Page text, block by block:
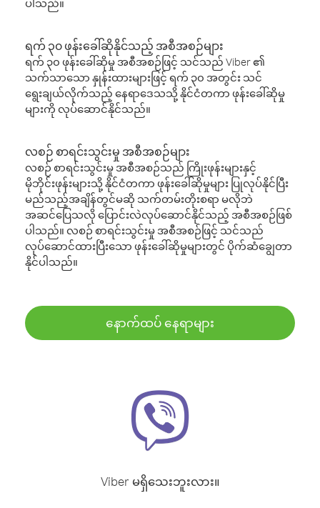
ပါသည်။
ရက် ၃၀ ဖုန်းခေါ်ဆိုနိုင်သည့် အစီအစဉ်များ
ရက် ၃၀ ဖုန်းခေါ်ဆိုမှု အစီအစဉ်ဖြင့် သင်သည် Viber ၏
သက်သာသော နှုန်းထားများဖြင့် ရက် ၃၀ အတွင်း သင်
ရွေးချယ်လိုက်သည့် နေရာဒေသသို့ နိုင်ငံတကာ ဖုန်းခေါ်ဆိုမှု
များကို လုပ်ဆောင်နိုင်သည်။
လစဉ် စာရင်းသွင်းမှု အစီအစဉ်များ
လစဉ် စာရင်းသွင်းမှု အစီအစဉ်သည် ကြိုးဖုန်းများနှင့်
မိုဘိုင်းဖုန်းများသို့ နိုင်ငံတကာ ဖုန်းခေါ်ဆိုမှုများ ပြုလုပ်နိုင်ပြီး
မည်သည့်အချိန်တွင်မဆို သက်တမ်းတိုးစရာ မလိုဘဲ
အဆင်ပြေသလို ပြောင်းလဲလုပ်ဆောင်နိုင်သည့် အစီအစဉ်ဖြစ်
ပါသည်။ လစဉ် စာရင်းသွင်းမှု အစီအစဉ်ဖြင့် သင်သည်
လုပ်ဆောင်ထားပြီးသော ဖုန်းခေါ်ဆိုမှုများတွင် ပိုက်ဆံချွေတာ
နိုင်ပါသည်။
နောက်ထပ် နေရာများ
Viber မရှိသေးဘူးလား။